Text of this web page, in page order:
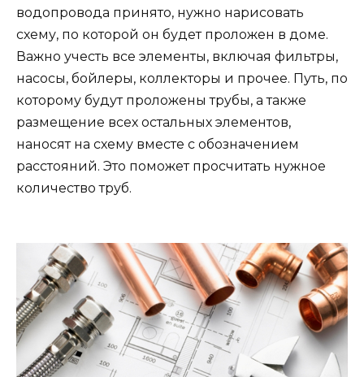
водопровода принято, нужно нарисовать
схему, по которой он будет проложен в доме.
Важно учесть все элементы, включая фильтры,
насосы, бойлеры, коллекторы и прочее. Путь, по
которому будут проложены трубы, а также
размещение всех остальных элементов,
наносят на схему вместе с обозначением
расстояний. Это поможет просчитать нужное
количество труб.